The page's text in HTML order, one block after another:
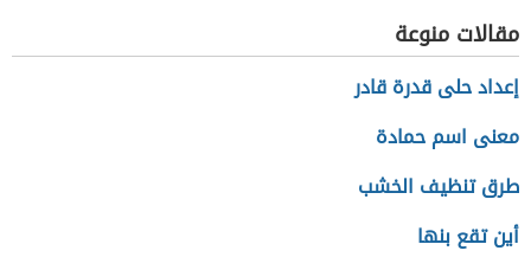
اللؤلؤ
مقالات منوعة
إعداد حلى قدرة قادر
معنى اسم حمادة
طرق تنظيف الخشب
أين تقع بنها